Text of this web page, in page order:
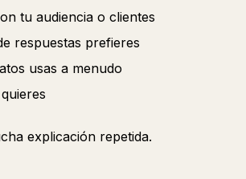
tu audiencia o clientes
respuestas prefieres
usas a menudo
explicación repetida.